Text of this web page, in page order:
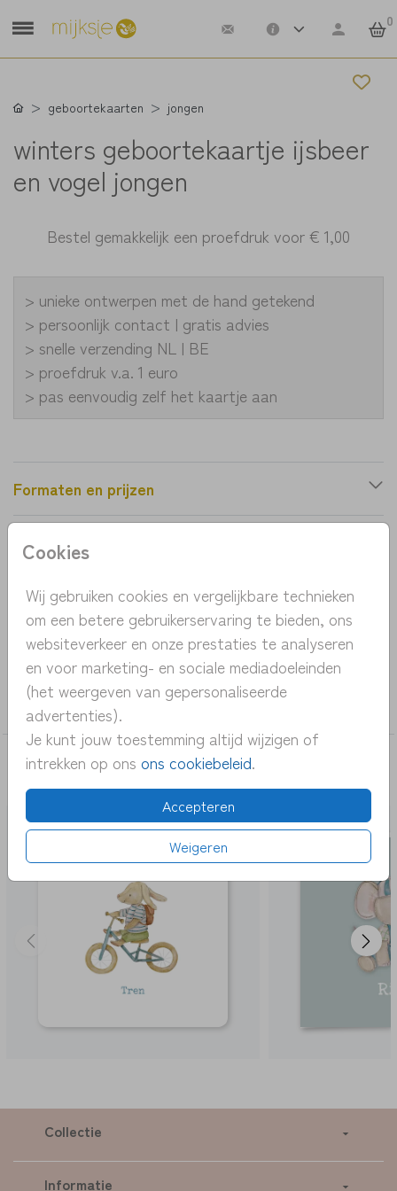
0
Cookies
Wij gebruiken cookies en vergelijkbare technieken
om een betere gebruikerservaring te bieden, ons
websiteverkeer en onze prestaties te analyseren
en voor marketing- en sociale mediadoeleinden
(het weergeven van gepersonaliseerde
advertenties).
Je kunt jouw toestemming altijd wijzigen of
intrekken op ons ons cookiebeleid.
Accepteren
Weigeren
geboortekaarten jongen
winters geboortekaartje ijsbeer
en vogel jongen
Bestel gemakkelijk een proefdruk voor€ 1,00
> unieke ontwerpen met de hand getekend
> persoonlijk contact | gratis advies
> snelle verzending NL | BE
> proefdruk v.a. 1 euro
> pas eenvoudig zelf het kaartje aan
Formaten en prijzen
Productinformatie
OMSCHRIJVING
winters geboortekaartje ijsbeer en vogel jongen
COLLECTIE
jongen
DEZE KAARTEN VIND JE MISSCHIEN OOK
LEUK
Collectie
Informatie